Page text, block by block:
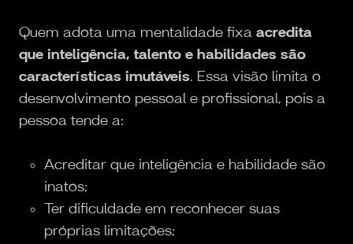
Quem adota uma mentalidade fixa acredita
que inteligência, talento e habilidades são
características imutáveis. Essa visão limita o
desenvolvimento pessoal e profissional, pois a
pessoa tende a:
Acreditar que inteligência e habilidade são
inatos;
Ter dificuldade em reconhecer suas
próprias limitações;